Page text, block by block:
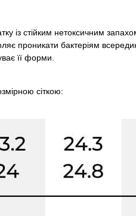
із стійким нетоксичним
проникати бактеріям
її форми.
сіткою: